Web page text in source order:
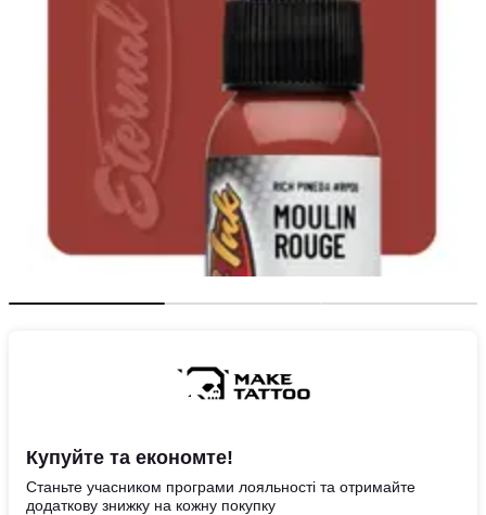
Купуйте та економте!
Станьте учасником програми лояльності та отримайте
додаткову знижку на кожну покупку